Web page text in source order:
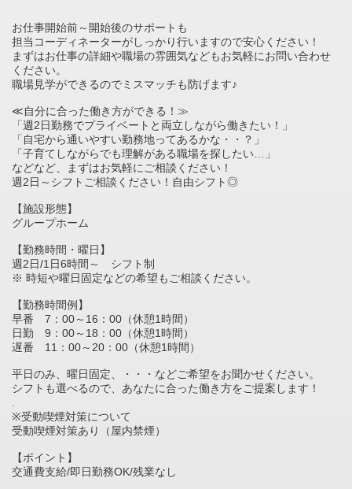
お仕事開始前～開始後のサポートも
担当コーディネーターがしっかり行いますので安心ください！
まずはお仕事の詳細や職場の雰囲気などもお気軽にお問い合わせ
ください。
職場見学ができるのでミスマッチも防げます♪
≪自分に合った働き方ができる！≫
「週2日勤務でプライベートと両立しながら働きたい！」
「自宅から通いやすい勤務地ってあるかな・・？」
「子育てしながらでも理解がある職場を探したい…」
などなど、まずはお気軽にご相談ください！
週2日～シフトご相談ください！自由シフト◎
【施設形態】
グループホーム
【勤務時間・曜日】
週2日/1日6時間～ シフト制
※ 時短や曜日固定などの希望もご相談ください。
【勤務時間例】
早番 7：00～16：00（休憩1時間）
日勤 9：00～18：00（休憩1時間）
遅番 11：00～20：00（休憩1時間）
平日のみ、曜日固定、・・・などご希望をお聞かせください。
シフトも選べるので、あなたに合った働き方をご提案します！
※受動喫煙対策について
受動喫煙対策あり（屋内禁煙）
【ポイント】
交通費支給/即日勤務OK/残業なし